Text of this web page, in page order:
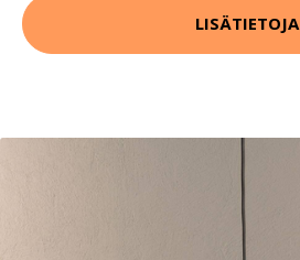
LISÄTIETOJA